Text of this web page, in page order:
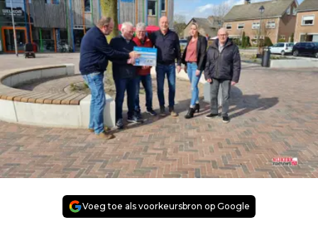
Voeg toe als voorkeursbron op Google